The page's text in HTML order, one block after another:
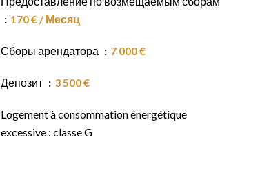
170 € / Месяц
Сборы арендатора 7 000 €
Депозит 3 500 €
Logement à consommation énergétique
excessive : classe G